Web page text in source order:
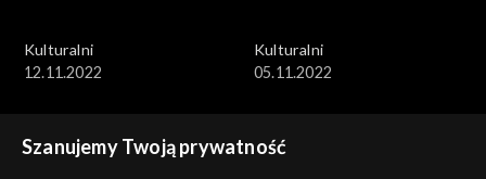
Kulturalni
12.11.2022
Kulturalni
05.11.2022
Szanujemy Twoją prywatność